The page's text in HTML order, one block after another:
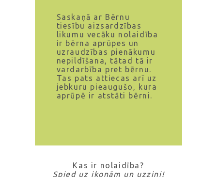
Saskaņā ar Bērnu
tiesību aizsardzības
likumu vecāku nolaidība
ir bērna aprūpes un
uzraudzības pienākumu
nepildīšana, tātad tā ir
vardarbība pret bērnu.
Tas pats attiecas arī uz
jebkuru pieaugušo, kura
aprūpē ir atstāti bērni.
Kas ir nolaidība?
Spied uz ikonām un uzzini!